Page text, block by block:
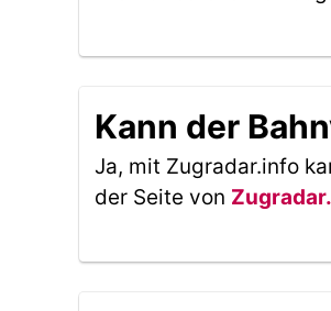
Kann der
Ja, mit Zugradar.info
der Seite von